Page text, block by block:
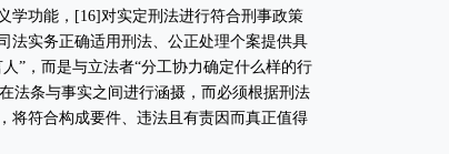
学功能，[16]对实定刑法进行符合刑事政策
法实务正确适用刑法、公正处理个案提供具
”，而是与立法者“分工协力确定什么样的行
法条与事实之间进行涵摄，而必须根据刑法
将符合构成要件、违法且有责因而真正值得